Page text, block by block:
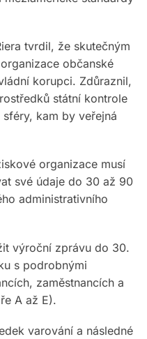
tvrdil, že skutečným
občanské
korupci. Zdůraznil,
státní kontrole
kam by veřejná
organizace musí
své údaje do 30 až 90
administrativního
výroční zprávu do 30.
s podrobnými
zaměstnancích a
A až E).
varování a následné